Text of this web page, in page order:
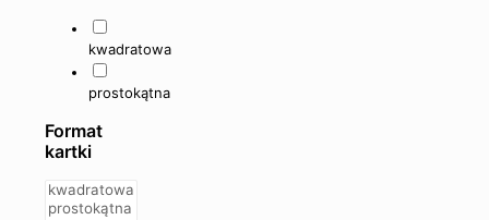
kwadratowa
prostokątna
Format
kartki